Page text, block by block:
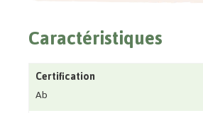
Caractéristiques
Certification
Ab